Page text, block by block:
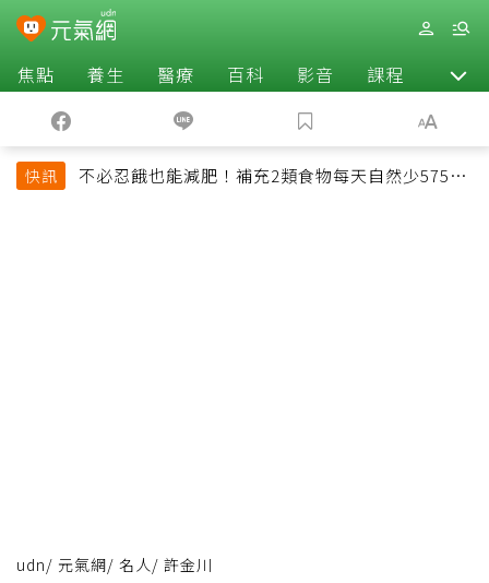
焦點 養生 醫療 百科 影音 課程 退休
快訊
不必忍餓也能減肥！補充2類食物每天自然少575大
udn/ 元氣網/ 名人/ 許金川